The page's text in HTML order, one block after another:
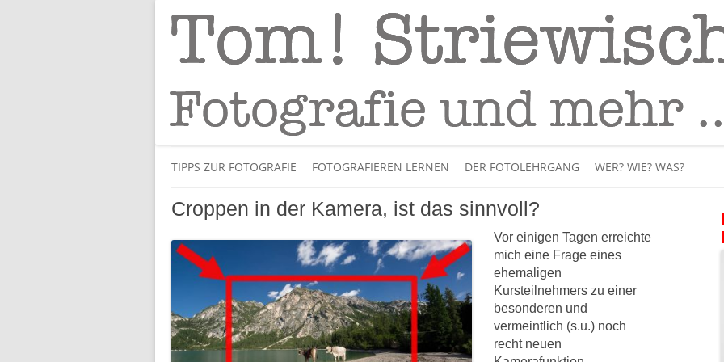
Tom! Striewisch – Fotografieren lernen
Tipps und Tricks und Meinungen zur Fotografie
to
TIPPS ZUR FOTOGRAFIE FOTOGRAFIEREN LERNEN DER FOTOLEHRGANG WER? WIE? WAS?
BÜCHER
VIDEOS UND LEHRFILME
Croppen in der Kamera, ist das sinnvoll?
Vor einigen Tagen erreichte
mich eine Frage eines
ehemaligen
Kursteilnehmers zu einer
besonderen und
vermeintlich (s.u.) noch
recht neuen